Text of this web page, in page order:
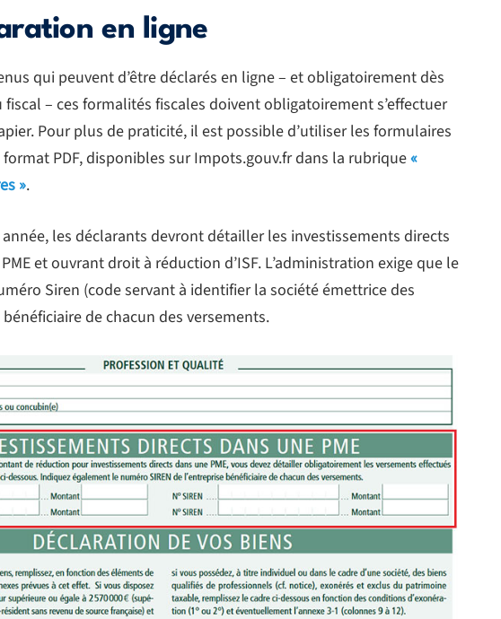
en ligne
qui peuvent d’être déclarés en ligne – et obligatoirement dès
fiscal – ces formalités fiscales doivent obligatoirement s’effectuer
Pour plus de praticité, il est possible d’utiliser les formulaires
PDF, disponibles sur Impots.gouv.fr dans la rubrique«
».
les déclarants devront détailler les investissements directs
et ouvrant droit à réduction d’ISF. L’administration exige que le
Siren (code servant à identifier la société émettrice des
de chacun des versements.